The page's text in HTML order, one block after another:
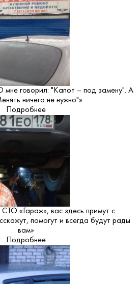
мне говорил: "Капот – под замену". А
ничего не нужно"»
Подробнее
«Гараж», вас здесь примут с
помогут и всегда будут рады
вам»
Подробнее